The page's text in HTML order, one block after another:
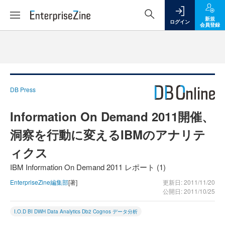
ログイン
新規
会員登録
DB Press
Information On Demand 2011開催、
洞察を行動に変えるIBMのアナリテ
ィクス
IBM Information On Demand 2011 レポート (1)
EnterpriseZine編集部[著]
更新日: 2011/11/20
公開日: 2011/10/25
I.O.D BI DWH Data Analytics Db2 Cognos データ分析